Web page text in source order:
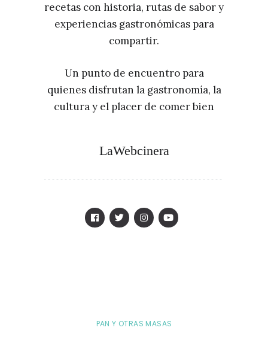
recetas con historia, rutas de sabor y
experiencias gastronómicas para
compartir.
Un punto de encuentro para
quienes disfrutan la gastronomía, la
cultura y el placer de comer bien
LaWebcinera
PAN Y OTRAS MASAS